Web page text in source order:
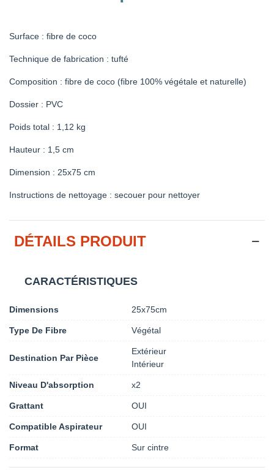
Surface : fibre de coco
Technique de fabrication : tufté
Composition : fibre de coco (fibre 100% végétale et naturelle)
Dossier : PVC
Poids total : 1,12 kg
Hauteur : 1,5 cm
Dimension : 25x75 cm
Instructions de nettoyage : secouer pour nettoyer
DÉTAILS PRODUIT
CARACTÉRISTIQUES
Dimensions 25x75cm
Type De Fibre Végétal
Destination Par Pièce
Extérieur
Intérieur
Niveau D'absorption x2
Grattant OUI
Compatible Aspirateur OUI
Format Sur cintre